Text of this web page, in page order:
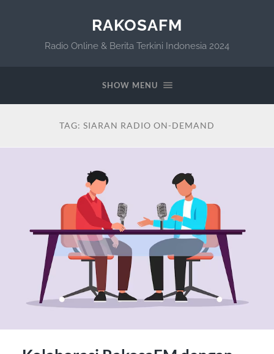
RAKOSAFM
Radio Online & Berita Terkini Indonesia 2024
SHOW MENU
TAG: SIARAN RADIO ON-DEMAND